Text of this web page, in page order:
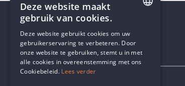
Contactgegevens
DUTCH
Deze website maakt
gebruik van cookies.
Deze website gebruikt cookies om uw
gebruikerservaring te verbeteren. Door
onze website te gebruiken, stemt u in met
alle cookies in overeenstemming met ons
Cookiebeleid. Lees verder